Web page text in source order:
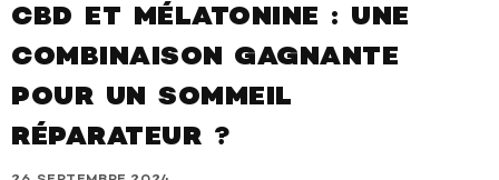
CBD ET MÉLATONINE : UNE
COMBINAISON GAGNANTE
POUR UN SOMMEIL
RÉPARATEUR ?